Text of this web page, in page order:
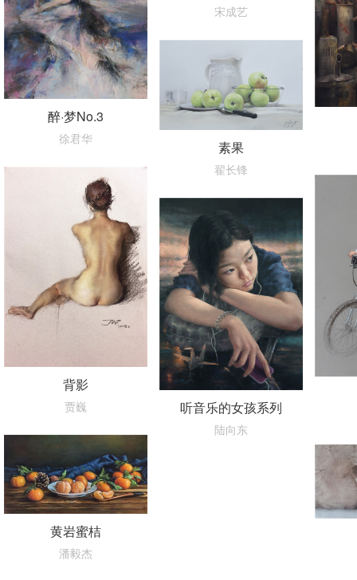
宋成艺
醉·梦No.3
徐君华
素果
翟长锋
背影
贾巍 听音乐的女孩系列
陆向东
黄岩蜜桔
潘毅杰